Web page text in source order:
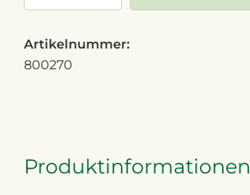
Artikelnummer:
800270
Produktinformationen